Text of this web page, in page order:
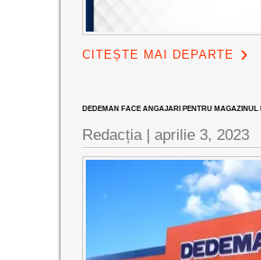
CITEȘTE MAI DEPARTE
DEDEMAN FACE ANGAJARI PENTRU MAGAZINUL
Redacția |aprilie 3, 2023